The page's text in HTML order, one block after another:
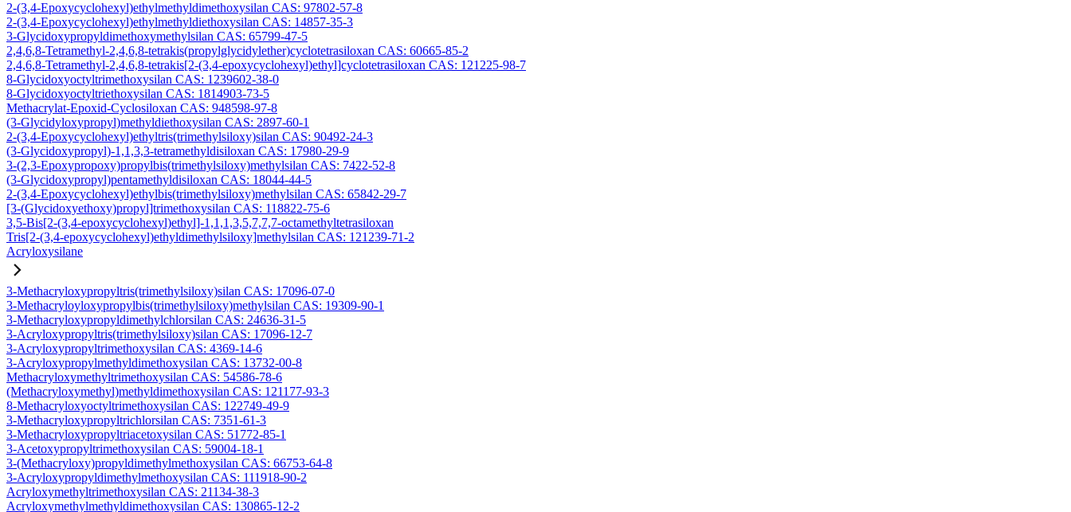
2-(3,4-Epoxycyclohexyl)ethylmethyldimethoxysilan CAS: 97802-57-8
2-(3,4-Epoxycyclohexyl)ethylmethyldiethoxysilan CAS: 14857-35-3
3-Glycidoxypropyldimethoxymethylsilan CAS: 65799-47-5
2,4,6,8-Tetramethyl-2,4,6,8-tetrakis(propylglycidylether)cyclotetrasiloxan CAS: 60665-85-2
2,4,6,8-Tetramethyl-2,4,6,8-tetrakis[2-(3,4-epoxycyclohexyl)ethyl]cyclotetrasiloxan CAS: 121225-98-7
8-Glycidoxyoctyltrimethoxysilan CAS: 1239602-38-0
8-Glycidoxyoctyltriethoxysilan CAS: 1814903-73-5
Methacrylat-Epoxid-Cyclosiloxan CAS: 948598-97-8
(3-Glycidyloxypropyl)methyldiethoxysilan CAS: 2897-60-1
2-(3,4-Epoxycyclohexyl)ethyltris(trimethylsiloxy)silan CAS: 90492-24-3
(3-Glycidoxypropyl)-1,1,3,3-tetramethyldisiloxan CAS: 17980-29-9
3-(2,3-Epoxypropoxy)propylbis(trimethylsiloxy)methylsilan CAS: 7422-52-8
(3-Glycidoxypropyl)pentamethyldisiloxan CAS: 18044-44-5
2-(3,4-Epoxycyclohexyl)ethylbis(trimethylsiloxy)methylsilan CAS: 65842-29-7
[3-(Glycidoxyethoxy)propyl]trimethoxysilan CAS: 118822-75-6
3,5-Bis[2-(3,4-epoxycyclohexyl)ethyl]-1,1,1,3,5,7,7,7-octamethyltetrasiloxan
Tris[2-(3,4-epoxycyclohexyl)ethyldimethylsiloxy]methylsilan CAS: 121239-71-2
Acryloxysilane
3-Methacryloxypropyltris(trimethylsiloxy)silan CAS: 17096-07-0
3-Methacryloyloxypropylbis(trimethylsiloxy)methylsilan CAS: 19309-90-1
3-Methacryloxypropyldimethylchlorsilan CAS: 24636-31-5
3-Acryloxypropyltris(trimethylsiloxy)silan CAS: 17096-12-7
3-Acryloxypropyltrimethoxysilan CAS: 4369-14-6
3-Acryloxypropylmethyldimethoxysilan CAS: 13732-00-8
Methacryloxymethyltrimethoxysilan CAS: 54586-78-6
(Methacryloxymethyl)methyldimethoxysilan CAS: 121177-93-3
8-Methacryloxyoctyltrimethoxysilan CAS: 122749-49-9
3-Methacryloxypropyltrichlorsilan CAS: 7351-61-3
3-Methacryloxypropyltriacetoxysilan CAS: 51772-85-1
3-Acetoxypropyltrimethoxysilan CAS: 59004-18-1
3-(Methacryloxy)propyldimethylmethoxysilan CAS: 66753-64-8
3-Acryloxypropyldimethylmethoxysilan CAS: 111918-90-2
Acryloxymethyltrimethoxysilan CAS: 21134-38-3
Acryloxymethylmethyldimethoxysilan CAS: 130865-12-2